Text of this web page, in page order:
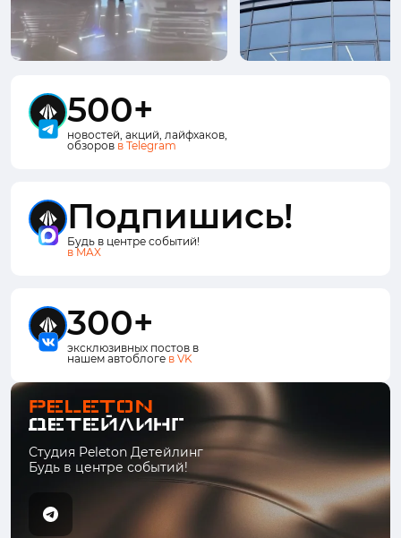
500+
новостей, акций, лайфхаков,
обзоров в Telegram
Подпишись!
Будь в центре событий!
в MAX
300+
эксклюзивных постов в
нашем автоблоге в VK
Студия Peleton Детейлинг
Будь в центре событий!